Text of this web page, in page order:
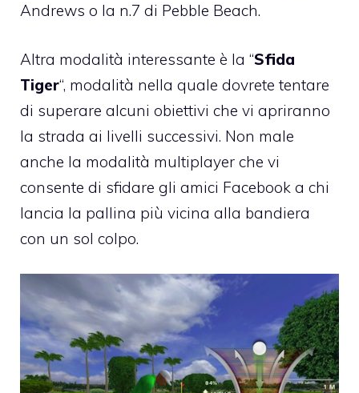
Andrews o la n.7 di Pebble Beach.
Altra modalità interessante è la “Sfida
Tiger“, modalità nella quale dovrete tentare
di superare alcuni obiettivi che vi apriranno
la strada ai livelli successivi. Non male
anche la modalità multiplayer che vi
consente di sfidare gli amici Facebook a chi
lancia la pallina più vicina alla bandiera
con un sol colpo.